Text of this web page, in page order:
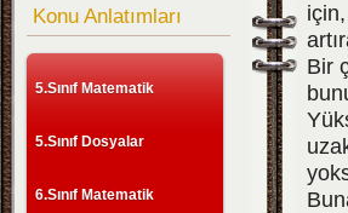
Konu Anlatımları
5.Sınıf Matematik
5.Sınıf Dosyalar
6.Sınıf Matematik
Bir